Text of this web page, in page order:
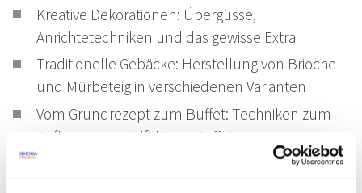
Kreative Dekorationen: Übergüsse,
Anrichtetechniken und das gewisse Extra
Traditionelle Gebäcke: Herstellung von Brioche-
und Mürbeteig in verschiedenen Varianten
Vom Grundrezept zum Buffet: Techniken zum
Aufbau eines vielfältigen Buffets